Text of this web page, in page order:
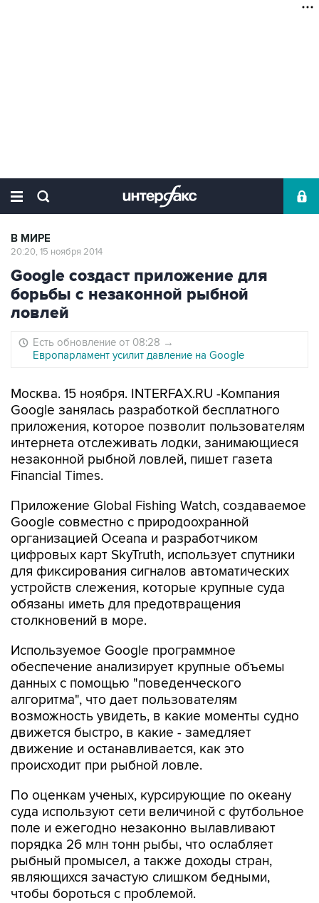
В МИРЕ
20:20, 15 ноября 2014
Google создаст приложение для
борьбы с незаконной рыбной
ловлей
Есть обновление от 08:28 →
Европарламент усилит давление на Google
Москва. 15 ноября. INTERFAX.RU -Компания
Google занялась разработкой бесплатного
приложения, которое позволит пользователям
интернета отслеживать лодки, занимающиеся
незаконной рыбной ловлей, пишет газета
Financial Times.
Приложение Global Fishing Watch, создаваемое
Google совместно с природоохранной
организацией Oceana и разработчиком
цифровых карт SkyTruth, использует спутники
для фиксирования сигналов автоматических
устройств слежения, которые крупные суда
обязаны иметь для предотвращения
столкновений в море.
Используемое Google программное
обеспечение анализирует крупные объемы
данных с помощью "поведенческого
алгоритма", что дает пользователям
возможность увидеть, в какие моменты судно
движется быстро, в какие - замедляет
движение и останавливается, как это
происходит при рыбной ловле.
По оценкам ученых, курсирующие по океану
суда используют сети величиной с футбольное
поле и ежегодно незаконно вылавливают
порядка 26 млн тонн рыбы, что ослабляет
рыбный промысел, а также доходы стран,
являющихся зачастую слишком бедными,
чтобы бороться с проблемой.